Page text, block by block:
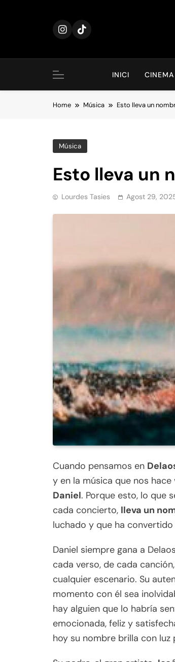
INICI CINEMA
Home Música Esto lleva un
Música
Esto lleva un
Lourdes Tasies Agost 29,
Cuando pensamos en
y en la música que nos
Daniel. Porque esto, lo que
cada concierto, lleva un
luchado y que ha
Daniel siempre gana a
cada verso, de cada
cualquier escenario. Su
momento con él sea
hay alguien que lo habría
emocionada, feliz y
hoy su nombre brilla con luz